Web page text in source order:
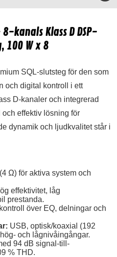
kanals Klass D DSP-
100 W x 8
SQL-slutsteg för den som
och digital kontroll i ett
D-kanaler och integrerad
effektiv lösning för
dynamik och ljudkvalitet står i
Ω) för aktiva system och
effektivitet, låg
prestanda.
över EQ, delningar och
USB, optisk/koaxial (192
och lågnivåingångar.
94 dB signal-till-
% THD.